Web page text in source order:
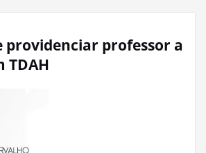
providenciar professor a
TDAH